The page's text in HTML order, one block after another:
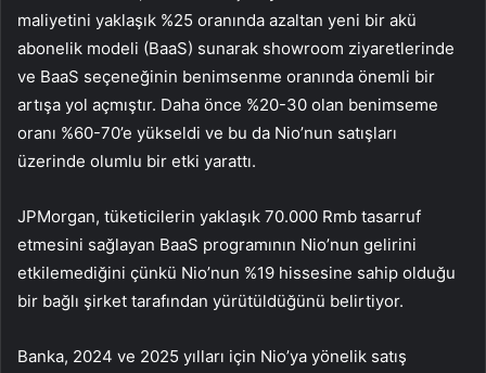
maliyetini yaklaşık %25 oranında azaltan yeni bir akü
abonelik modeli (BaaS) sunarak showroom ziyaretlerinde
ve BaaS seçeneğinin benimsenme oranında önemli bir
artışa yol açmıştır. Daha önce %20-30 olan benimseme
oranı %60-70’e yükseldi ve bu da Nio’nun satışları
üzerinde olumlu bir etki yarattı.
JPMorgan, tüketicilerin yaklaşık 70.000 Rmb tasarruf
etmesini sağlayan BaaS programının Nio’nun gelirini
etkilemediğini çünkü Nio’nun %19 hissesine sahip olduğu
bir bağlı şirket tarafından yürütüldüğünü belirtiyor.
Banka, 2024 ve 2025 yılları için Nio’ya yönelik satış